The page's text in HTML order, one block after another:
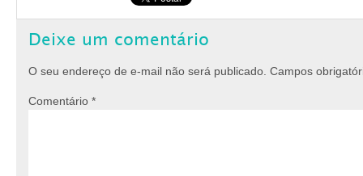
Deixe um comentário
O seu endereço de e-mail não será publicado. Campos
Comentário *